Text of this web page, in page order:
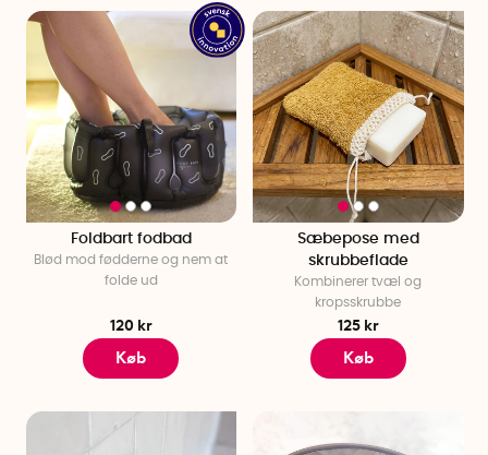
Foldbart fodbad
Blød mod fødderne og nem at
folde ud
120 kr
Køb
Sæbepose med
skrubbeflade
Kombinerer tvæl og
kropsskrubbe
125 kr
Køb